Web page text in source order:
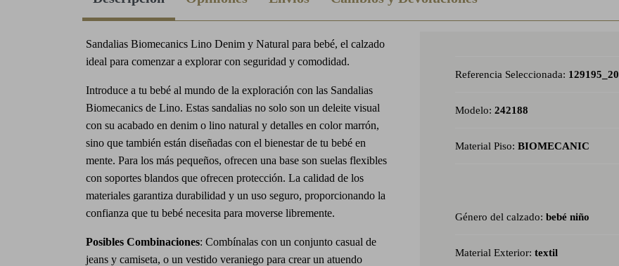
Referencia Seleccionada: 129195_20
Modelo: 242188
Material Piso: BIOMECANIC
Género del calzado: bebé niño
Material Exterior: textil
Sandalias Biomecanics Lino Denim y Natural para bebé, el calzado
ideal para comenzar a explorar con seguridad y comodidad.
Introduce a tu bebé al mundo de la exploración con las Sandalias
Biomecanics de Lino. Estas sandalias no solo son un deleite visual
con su acabado en denim o lino natural y detalles en color marrón,
sino que también están diseñadas con el bienestar de tu bebé en
mente. Para los más pequeños, ofrecen una base son suelas flexibles
con soportes blandos que ofrecen protección. La calidad de los
materiales garantiza durabilidad y un uso seguro, proporcionando la
confianza que tu bebé necesita para moverse libremente.
Posibles Combinaciones: Combínalas con un conjunto casual de
jeans y camiseta, o un vestido veraniego para crear un atuendo